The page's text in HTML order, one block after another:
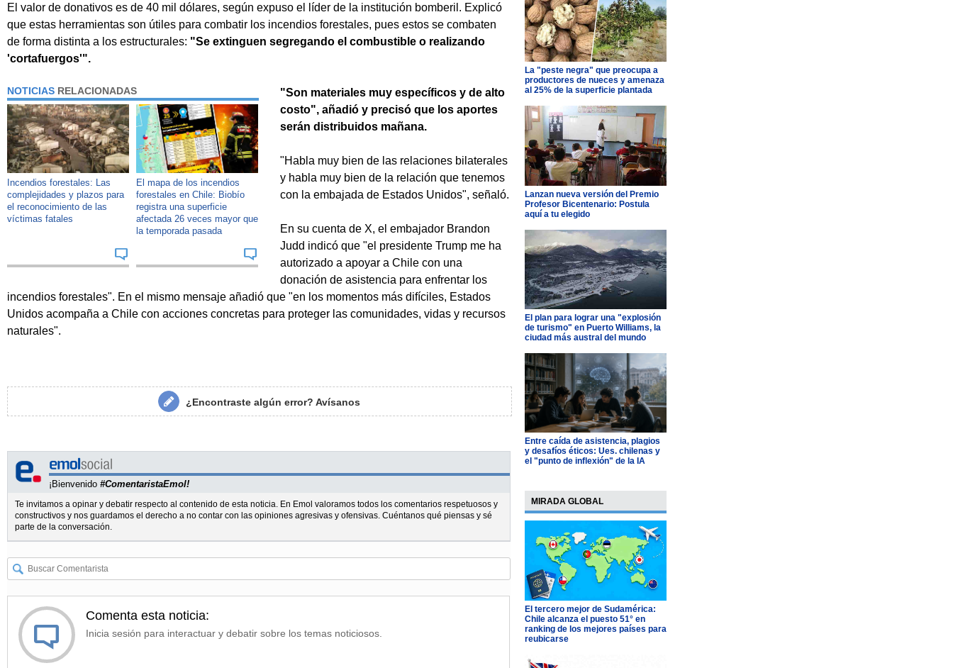
El valor de donativos es de 40 mil dólares, según expuso el líder de la institución bomberil. Explicó
que estas herramientas son útiles para combatir los incendios forestales, pues estos se combaten
de forma distinta a los estructurales: "Se extinguen segregando el combustible o realizando
'cortafuergos'".
NOTICIAS RELACIONADAS
Incendios forestales: Las
complejidades y plazos para
el reconocimiento de las
víctimas fatales
El mapa de los incendios
forestales en Chile: Biobío
registra una superficie
afectada 26 veces mayor que
la temporada pasada
"Son materiales muy específicos y de alto
costo", añadió y precisó que los aportes
serán distribuidos mañana.
"Habla muy bien de las relaciones bilaterales
y habla muy bien de la relación que tenemos
con la embajada de Estados Unidos", señaló.
En su cuenta de X, el embajador Brandon
Judd indicó que "el presidente Trump me ha
autorizado a apoyar a Chile con una
donación de asistencia para enfrentar los
incendios forestales". En el mismo mensaje añadió que "en los momentos más difíciles, Estados
Unidos acompaña a Chile con acciones concretas para proteger las comunidades, vidas y recursos
naturales".
¿Encontraste algún error?Avísanos
¡Bienvenido #ComentaristaEmol!
Te invitamos a opinar y debatir respecto al contenido de esta noticia. En Emol valoramos todos los comentarios respetuosos y
constructivos y nos guardamos el derecho a no contar con las opiniones agresivas y ofensivas. Cuéntanos qué piensas y sé
parte de la conversación.
Comenta esta noticia:
Inicia sesión para interactuar y debatir sobre los temas noticiosos.
La "peste negra" que preocupa a
productores de nueces y amenaza
al 25% de la superficie plantada
Lanzan nueva versión del Premio
Profesor Bicentenario: Postula
aquí a tu elegido
El plan para lograr una "explosión
de turismo" en Puerto Williams, la
ciudad más austral del mundo
Entre caída de asistencia, plagios
y desafíos éticos: Ues. chilenas y
el "punto de inflexión" de la IA
MIRADA GLOBAL
El tercero mejor de Sudamérica:
Chile alcanza el puesto 51° en
ranking de los mejores países para
reubicarse